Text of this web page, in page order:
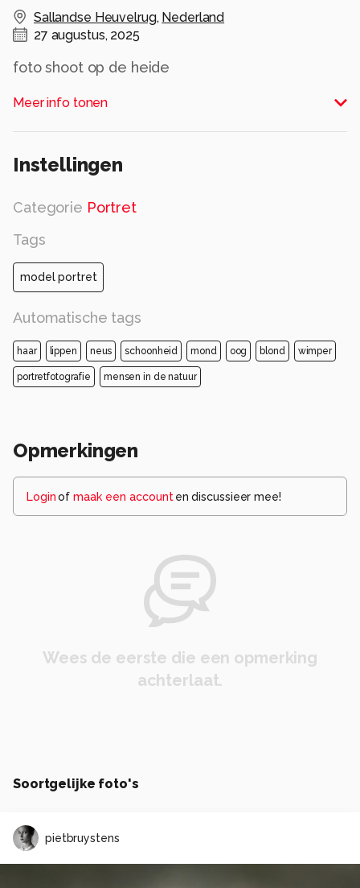
Sallandse Heuvelrug, Nederland
27 augustus, 2025
foto shoot op de heide
Alle rechten voorbehouden
Meer info tonen
Instellingen
Categorie Portret
Tags
model portret
Automatische tags
haar lippen neus schoonheid mond oog blond wimper
portretfotografie mensen in de natuur
Opmerkingen
Loginof maak een account en discussieer mee!
Wees de eerste die een opmerking
achterlaat.
Soortgelijke foto's
pietbruystens